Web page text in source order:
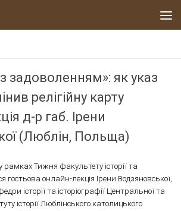
задоволенням»: як указ
релігійну карту
д-р габ. Ірени
(Люблін, Польща)
рамках Тижня факультету історії та
гостьова онлайн-лекція Ірени Водзяновської,
історії та історіографії Центральної та
історії Люблінського католицького